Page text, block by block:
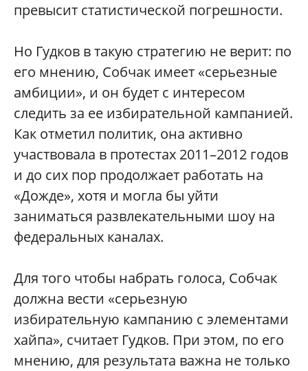
превысит статистической погрешности.
Но Гудков в такую стратегию не верит: по
его мнению, Собчак имеет «серьезные
амбиции», и он будет с интересом
следить за ее избирательной кампанией.
Как отметил политик, она активно
участвовала в протестах 2011–2012 годов
и до сих пор продолжает работать на
«Дожде», хотя и могла бы уйти
заниматься развлекательными шоу на
федеральных каналах.
Для того чтобы набрать голоса, Собчак
должна вести «серьезную
избирательную кампанию с элементами
хайпа», считает Гудков. При этом, по его
мнению, для результата важна не только